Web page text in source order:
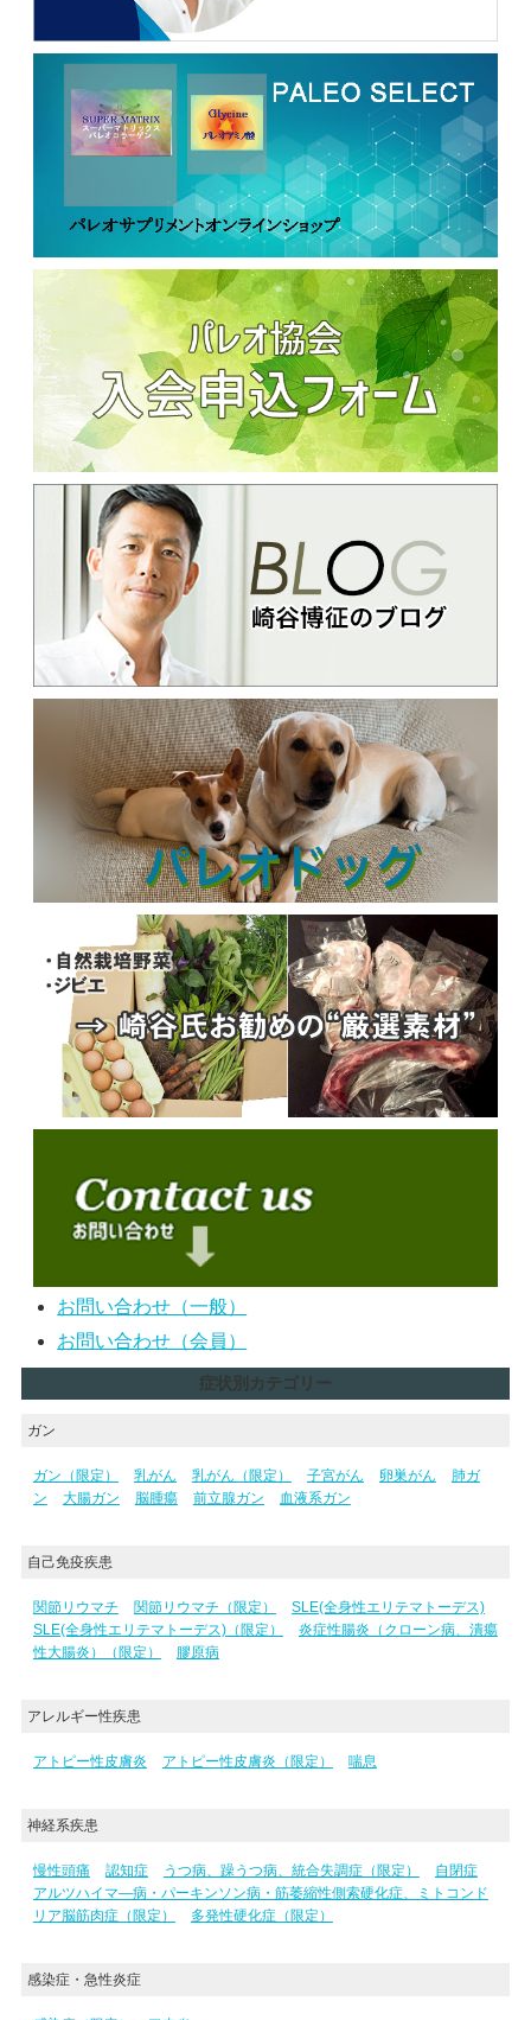
お問い合わせ（一般）
お問い合わせ（会員）
症状別カテゴリー
ガン
ガン（限定） 乳がん 乳がん（限定） 子宮がん 卵巣がん
肺ガ
ン
大腸ガン 脳腫瘍 前立腺ガン 血液系ガン
自己免疫疾患
関節リウマチ 関節リウマチ（限定）
SLE(全身性エリテマトーデス)
SLE(全身性エリテマトーデス)（限定）
炎症性腸炎（クローン病、潰瘍
性大腸炎）（限定）
膠原病
アレルギー性疾患
アトピー性皮膚炎 アトピー性皮膚炎（限定） 喘息
神経系疾患
慢性頭痛 認知症 うつ病、躁うつ病、統合失調症（限定）
自閉症
アルツハイマ―病・パーキンソン病・筋萎縮性側索硬化症、ミトコンド
リア脳筋肉症（限定）
多発性硬化症（限定）
感染症・急性炎症